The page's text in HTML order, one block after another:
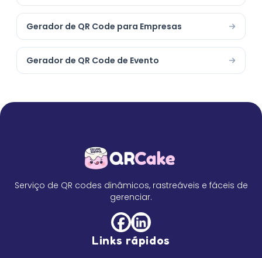
Gerador de QR Code para Empresas
Gerador de QR Code de Evento
Serviço de QR codes dinâmicos, rastreáveis e fáceis de
gerenciar.
Links rápidos